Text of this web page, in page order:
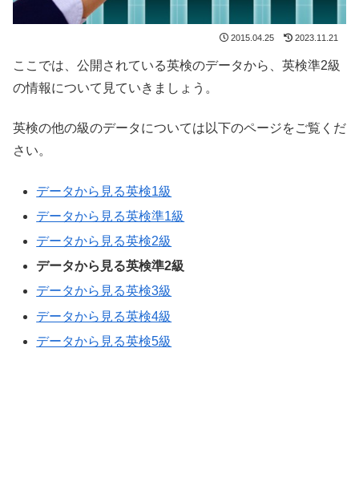
2015.04.25 2023.11.21
ここでは、公開されている英検のデータから、英検準2級
の情報について見ていきましょう。
英検の他の級のデータについては以下のページをご覧くだ
さい。
データから見る英検1級
データから見る英検準1級
データから見る英検2級
データから見る英検準2級
データから見る英検3級
データから見る英検4級
データから見る英検5級